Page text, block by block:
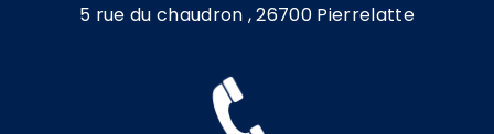
5 rue du chaudron , 26700 Pierrelatte